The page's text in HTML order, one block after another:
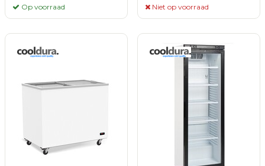
Op voorraad Niet op voorraad